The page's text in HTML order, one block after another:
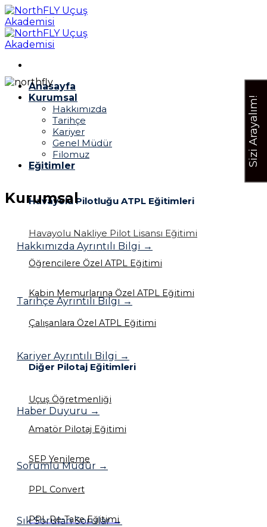
İçeriğe
atla
Anasayfa
Kurumsal
Hakkımızda
Tarihçe
Kariyer
Genel Müdür
Filomuz
Eğitimler
Havayolu Pilotluğu ATPL Eğitimleri
Havayolu Nakliye Pilot Lisansı Eğitimi
Öğrencilere Özel ATPL Eğitimi
Kabin Memurlarına Özel ATPL Eğitimi
Çalışanlara Özel ATPL Eğitimi
Diğer Pilotaj Eğitimleri
Uçuş Öğretmenliği
Amatör Pilotaj Eğitimi
SEP Yenileme
PPL Convert
PPL Re-Take Eğitimi
Kurumsal
Hakkımızda Ayrıntılı Bilgi →
Tarihçe Ayrıntılı Bilgi →
Kariyer Ayrıntılı Bilgi →
Haber Duyuru →
Sorumlu Müdür →
Sık Sorulan Sorular →
Sizi Arayalım!